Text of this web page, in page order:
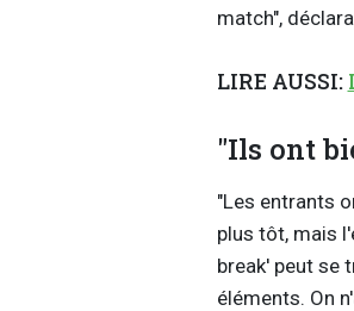
match",
LIRE AUSSI:
"Ils ont
"Les entrants
plus tôt, mais
break' peut se
éléments. On